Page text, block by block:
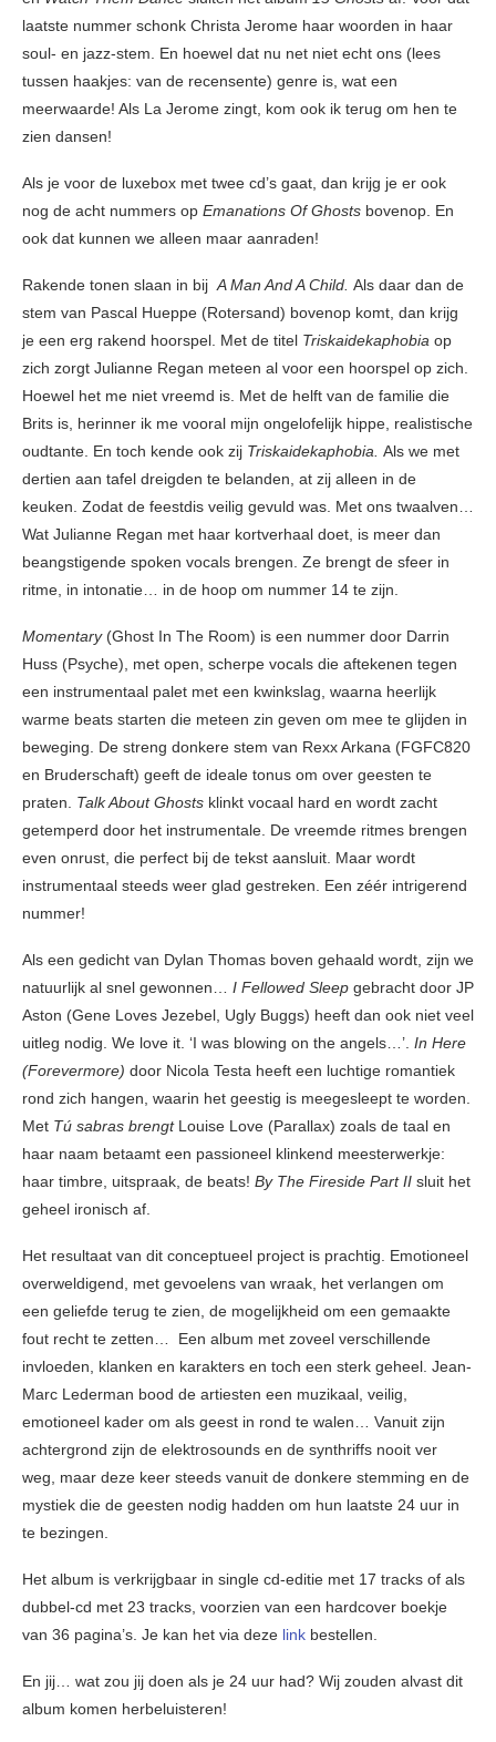
laatste nummer schonk Christa Jerome haar woorden in haar
soul- en jazz-stem. En hoewel dat nu net niet echt ons (lees
tussen haakjes: van de recensente) genre is, wat een
meerwaarde! Als La Jerome zingt, kom ook ik terug om hen te
zien dansen!
Als je voor de luxebox met twee cd’s gaat, dan krijg je er ook
nog de acht nummers op Emanations Of Ghosts bovenop. En
ook dat kunnen we alleen maar aanraden!
Rakende tonen slaan in bijA Man And A Child. Als daar dan de
stem van Pascal Hueppe (Rotersand) bovenop komt, dan krijg
je een erg rakend hoorspel. Met de titel Triskaidekaphobia op
zich zorgt Julianne Regan meteen al voor een hoorspel op zich.
Hoewel het me niet vreemd is. Met de helft van de familie die
Brits is, herinner ik me vooral mijn ongelofelijk hippe, realistische
oudtante. En toch kende ook zij Triskaidekaphobia. Als we met
dertien aan tafel dreigden te belanden, at zij alleen in de
keuken. Zodat de feestdis veilig gevuld was. Met ons twaalven…
Wat Julianne Regan met haar kortverhaal doet, is meer dan
beangstigende spoken vocals brengen. Ze brengt de sfeer in
ritme, in intonatie… in de hoop om nummer 14 te zijn.
Momentary(Ghost In The Room) is een nummer door Darrin
Huss (Psyche), met open, scherpe vocals die aftekenen tegen
een instrumentaal palet met een kwinkslag, waarna heerlijk
warme beats starten die meteen zin geven om mee te glijden in
beweging. De streng donkere stem van Rexx Arkana (FGFC820
en Bruderschaft) geeft de ideale tonus om over geesten te
praten. Talk About Ghosts klinkt vocaal hard en wordt zacht
getemperd door het instrumentale. De vreemde ritmes brengen
even onrust, die perfect bij de tekst aansluit. Maar wordt
instrumentaal steeds weer glad gestreken. Een zéér intrigerend
nummer!
Als een gedicht van Dylan Thomas boven gehaald wordt, zijn we
natuurlijk al snel gewonnen… I Fellowed Sleep gebracht door JP
Aston (Gene Loves Jezebel, Ugly Buggs) heeft dan ook niet veel
uitleg nodig. We love it. ‘I was blowing on the angels…’. In Here
(Forevermore) door Nicola Testa heeft een luchtige romantiek
rond zich hangen, waarin het geestig is meegesleept te worden.
Met Tú sabras brengtLouise Love (Parallax) zoals de taal en
haar naam betaamt een passioneel klinkend meesterwerkje:
haar timbre, uitspraak, de beats! By The Fireside Part II sluit het
geheel ironisch af.
Het resultaat van dit conceptueel project is prachtig. Emotioneel
overweldigend, met gevoelens van wraak, het verlangen om
een geliefde terug te zien, de mogelijkheid om een gemaakte
fout recht te zetten… Een album met zoveel verschillende
invloeden, klanken en karakters en toch een sterk geheel. Jean-
Marc Lederman bood de artiesten een muzikaal, veilig,
emotioneel kader om als geest in rond te walen… Vanuit zijn
achtergrond zijn de elektrosounds en de synthriffs nooit ver
weg, maar deze keer steeds vanuit de donkere stemming en de
mystiek die de geesten nodig hadden om hun laatste 24 uur in
te bezingen.
Het album is verkrijgbaar in single cd-editie met 17 tracks of als
dubbel-cd met 23 tracks, voorzien van een hardcover boekje
van 36 pagina’s. Je kan het via deze link bestellen.
En jij… wat zou jij doen als je 24 uur had? Wij zouden alvast dit
album komen herbeluisteren!